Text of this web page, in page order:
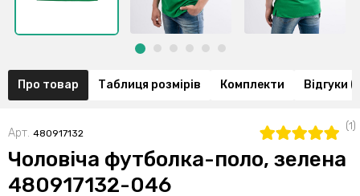
Про товар Таблиця розмірів Комплекти Відгуки
Арт. 480917132
(1)
Чоловіча футболка-поло, зелена
480917132-046